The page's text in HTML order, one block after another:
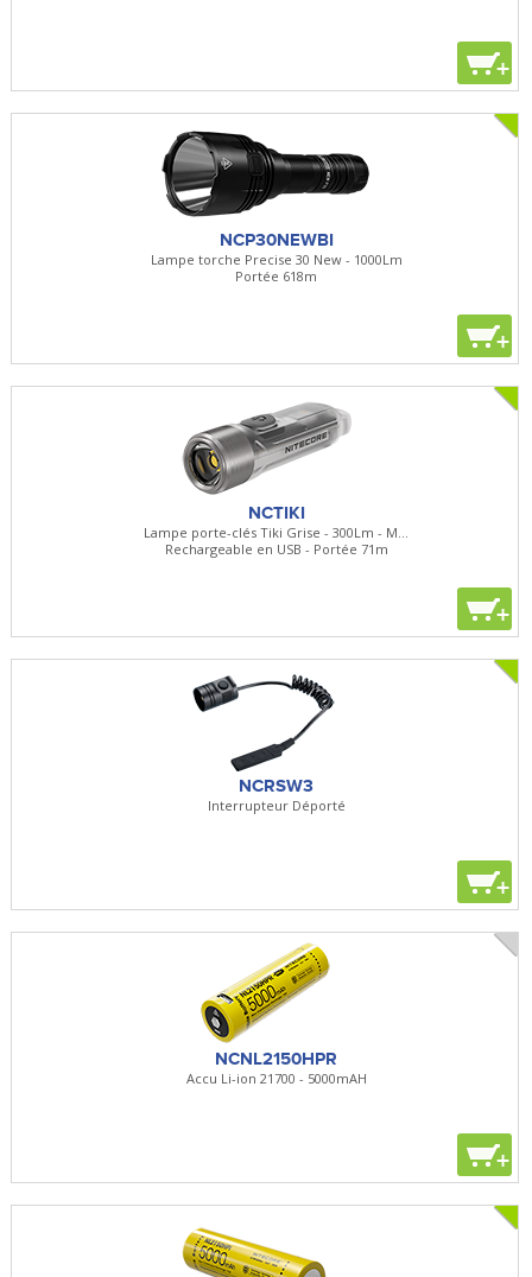
+
NCP30NEWBI
Lampe torche Precise 30 New - 1000Lm
Portée 618m
+
NCTIKI
Lampe porte-clés Tiki Grise - 300Lm - M...
Rechargeable en USB - Portée 71m
+
NCRSW3
Interrupteur Déporté
+
NCNL2150HPR
Accu Li-ion 21700 - 5000mAH
+